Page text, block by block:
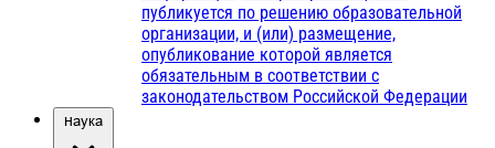
публикуется по решению образовательной
организации, и (или) размещение,
опубликование которой является
обязательным в соответствии с
законодательством Российской Федерации
Наука